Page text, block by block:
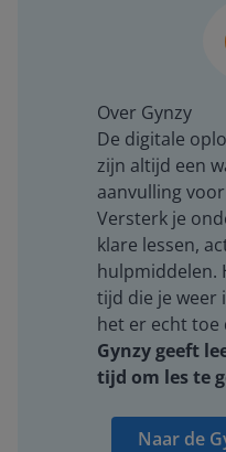
Over Gynzy
De digitale
zijn altijd een
aanvulling
Versterk je
klare lessen,
hulpmiddelen.
tijd die je weer
het er echt toe
Gynzy geeft
tijd om les te
Naar de